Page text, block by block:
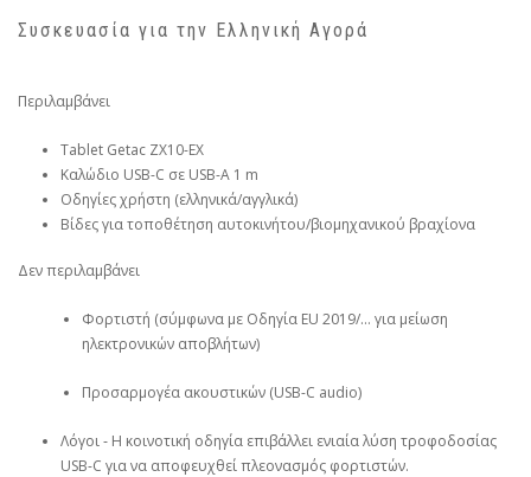
Συσκευασία για την Ελληνική Αγορά
Περιλαμβάνει
Tablet Getac ZX10-EX
Καλώδιο USB-C σε USB-A 1 m
Οδηγίες χρήστη (ελληνικά/αγγλικά)
Βίδες για τοποθέτηση αυτοκινήτου/βιομηχανικού βραχίονα
Δεν περιλαμβάνει
Φορτιστή (σύμφωνα με Οδηγία EU 2019/… για μείωση
ηλεκτρονικών αποβλήτων)
Προσαρμογέα ακουστικών (USB-C audio)
Λόγοι ‑ Η κοινοτική οδηγία επιβάλλει ενιαία λύση τροφοδοσίας
USB-C για να αποφευχθεί πλεονασμός φορτιστών.